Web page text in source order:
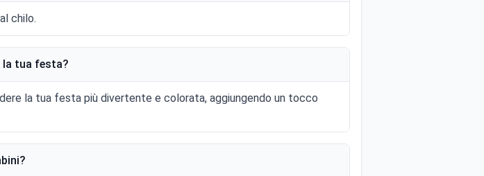
chilo.
la tua festa?
la tua festa più divertente e colorata, aggiungendo un tocco